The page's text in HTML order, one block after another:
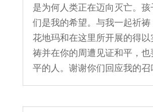
是为何人类正在迈向灭亡。孩
们是我的希望。与我一起祈祷
花地玛和在这里所开展的得以
祷并在你的周遭见证和平，也
平的人。谢谢你们回应我的召